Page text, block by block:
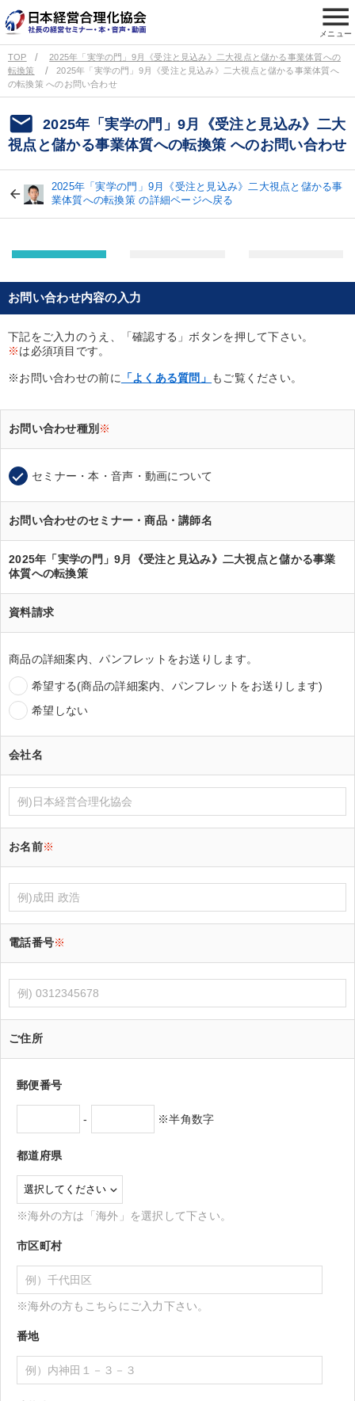
menu
メニュー
TOP
2025年「実学の門」9月《受注と見込み》二大視点と儲かる事業体質への
転換策
2025年「実学の門」9月《受注と見込み》二大視点と儲かる事業体質へ
の転換策 へのお問い合わせ
email
2025年「実学の門」9月《受注と見込み》二大
視点と儲かる事業体質への転換策 へのお問い合わせ
2025年「実学の門」9月《受注と見込み》二大視点と儲かる事
業体質への転換策 の詳細ページへ戻る
お問い合わせ内容の入力
下記をご入力のうえ、「確認する」ボタンを押して下さい。
※は必須項目です。
※お問い合わせの前に 「よくある質問」 もご覧ください。
お問い合わせ種別 ※
セミナー・本・音声・動画について
お問い合わせのセミナー・商品・講師名
2025年「実学の門」9月《受注と見込み》二大視点と儲かる事業
体質への転換策
資料請求
商品の詳細案内、パンフレットをお送りします。
希望する(商品の詳細案内、パンフレットをお送りします)
希望しない
会社名
お名前※
電話番号※
ご住所
郵便番号
- ※半角数字
都道府県
※海外の方は「海外」を選択して下さい。
市区町村
※海外の方もこちらにご入力下さい。
番地